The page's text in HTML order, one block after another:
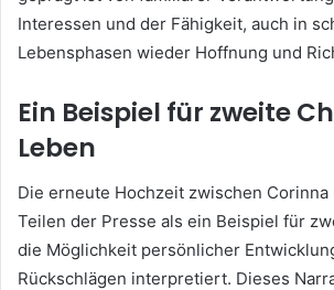
Interessen und der Fähigkeit, auch in
Lebensphasen wieder Hoffnung und
Ein Beispiel für zweite
Leben
Die erneute Hochzeit zwischen
Teilen der Presse als ein Beispiel für
die Möglichkeit persönlicher
Rückschlägen interpretiert. Dieses